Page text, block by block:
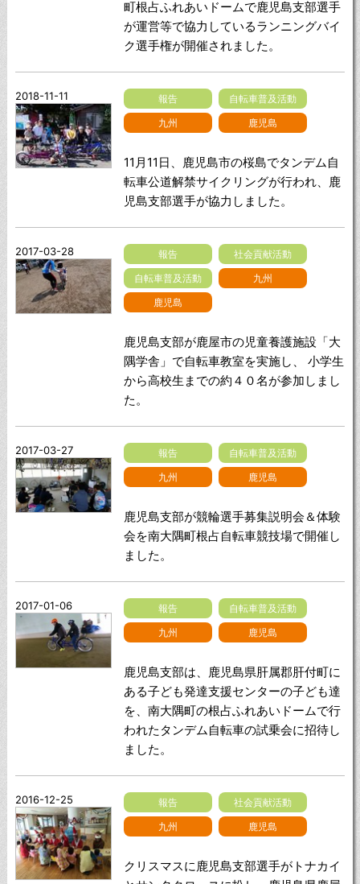
町根占ふれあいドームで鹿児島支部選手
が運営等で協力しているランニングバイ
ク選手権が開催されました。
2018-11-11 報告
自転車普及活動
九州
鹿児島
11月11日、鹿児島市の桜島でタンデム自
転車公道解禁サイクリングが行われ、鹿
児島支部選手が協力しました。
2017-03-28 報告
社会貢献活動
自転車普及活動
九州
鹿児島
鹿児島支部が鹿屋市の児童養護施設「大
隅学舎」で自転車教室を実施し、 小学生
から高校生までの約４０名が参加しまし
た。
2017-03-27 報告
自転車普及活動
九州
鹿児島
鹿児島支部が競輪選手募集説明会＆体験
会を南大隅町根占自転車競技場で開催し
ました。
2017-01-06 報告
自転車普及活動
九州
鹿児島
鹿児島支部は、鹿児島県肝属郡肝付町に
ある子ども発達支援センターの子ども達
を、南大隅町の根占ふれあいドームで行
われたタンデム自転車の試乗会に招待し
ました。
2016-12-25 報告
社会貢献活動
九州
鹿児島
クリスマスに鹿児島支部選手がトナカイ